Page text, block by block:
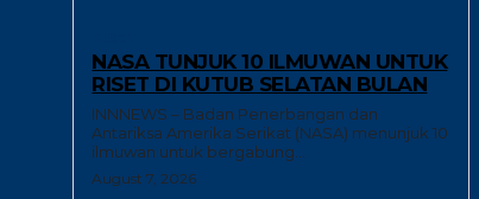
NASA TUNJUK 10 ILMUWAN UNTUK
RISET DI KUTUB SELATAN BULAN
INNNEWS – Badan Penerbangan dan
Antariksa Amerika Serikat (NASA) menunjuk 10
ilmuwan untuk bergabung...
August 7, 2026